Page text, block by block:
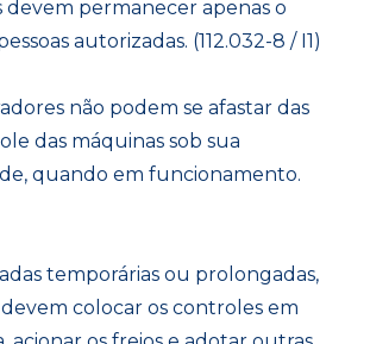
permanecer apenas o
autorizadas. (112.032-8 / I1)
não podem se afastar das
das máquinas sob sua
quando em funcionamento.
temporárias ou prolongadas,
colocar os controles em